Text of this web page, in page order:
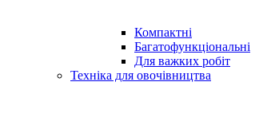
Компактні
Багатофункціональні
Для важких робіт
Техніка для овочівництва